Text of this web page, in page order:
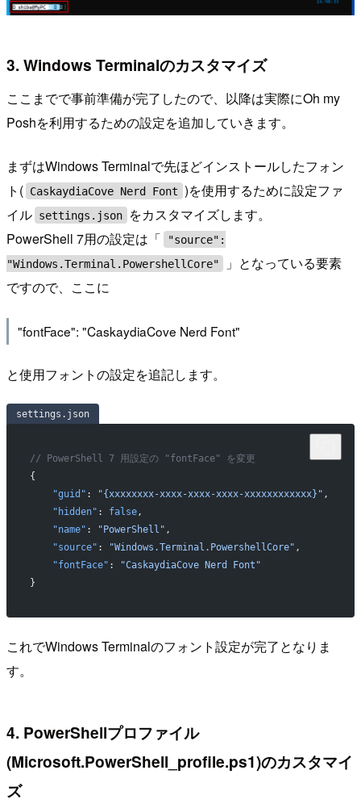
3. Windows Terminalのカスタマイズ
ここまでで事前準備が完了したので、以降は実際にOh my
Poshを利用するための設定を追加していきます。
まずはWindows Terminalで先ほどインストールしたフォン
ト( CaskaydiaCove Nerd Font )を使用するために設定ファ
イル settings.json
をカスタマイズします。
PowerShell 7用の設定は「
"source":
"Windows.Terminal.PowershellCore"
」となっている要素
ですので、ここに
"fontFace": "CaskaydiaCove Nerd Font"
と使用フォントの設定を追記します。
settings.json
// PowerShell 7 用設定の "fontFace" を変更
{
    "guid"
: "{xxxxxxxx-xxxx-xxxx-xxxx-xxxxxxxxxxxx}" ,
    "hidden"
: false,
    "name"
: "PowerShell" ,
    "source"
: "Windows.Terminal.PowershellCore" ,
    "fontFace"
:
"CaskaydiaCove Nerd Font"
}
これでWindows Terminalのフォント設定が完了となりま
す。
4. PowerShellプロファイル
(Microsoft.PowerShell_profile.ps1)のカスタマイ
ズ